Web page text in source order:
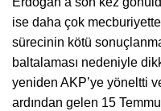
ise daha çok
sürecinin kötü
baltalaması nedeniyle
yeniden AKP’ye yöneltti
ardından gelen 15